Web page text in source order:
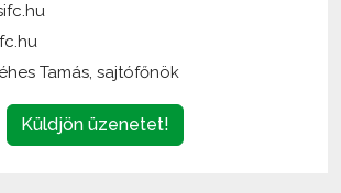
Tamás, sajtófőnök
Küldjön üzenetet!